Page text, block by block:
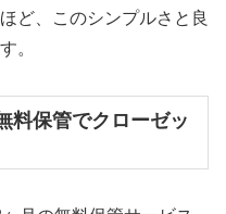
ど、このシンプルさと良
。
料保管でクローゼッ